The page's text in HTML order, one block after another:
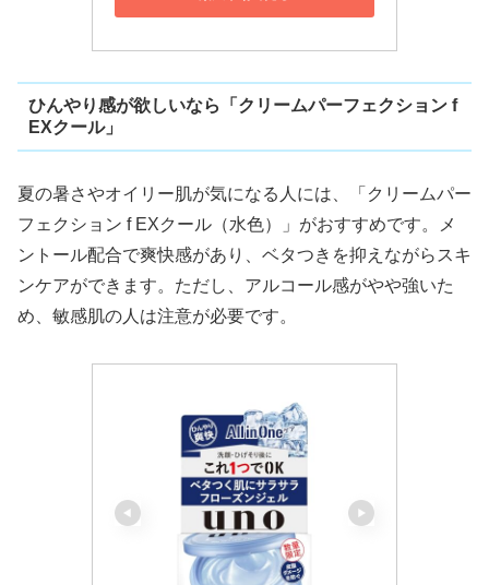
ひんやり感が欲しいなら「クリームパーフェクション f
EXクール」
夏の暑さやオイリー肌が気になる人には、「クリームパー
フェクション f EXクール（水色）」がおすすめです。メ
ントール配合で爽快感があり、ベタつきを抑えながらスキ
ンケアができます。ただし、アルコール感がやや強いた
め、敏感肌の人は注意が必要です。